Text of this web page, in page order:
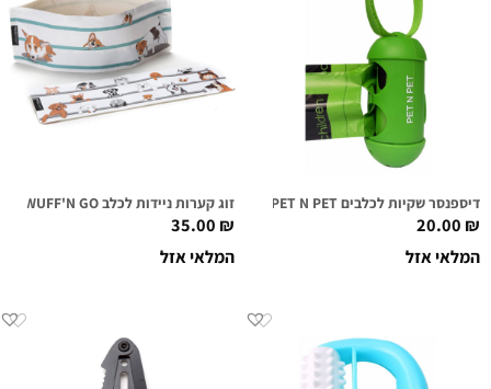
דיספנסר שקיות לכלבים PET N PET
20.00₪
המלאי אזל
זוג קערות ניידות לכלב WUFF'N GO
35.00₪
המלאי אזל